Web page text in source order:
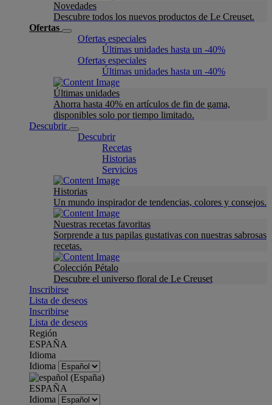
Novedades
Descubre todos los nuevos productos de Le Creuset.
Ofertas
Ofertas especiales
Últimas unidades hasta un -40%
Ofertas especiales
Últimas unidades hasta un -40%
Últimas unidades
Ahorra hasta 40% en artículos de fin de gama,
disponibles solo por tiempo limitado.
Descubrir
Descubrir
Recetas
Historias
Servicios
Historias
Un mundo inspirador de tendencias, colores y consejos.
Nuestras recetas favoritas
Sorprende a tus papilas gustativas con nuestras sabrosas
recetas.
Colección Pétalo
Descubre el universo floral de Le Creuset
Inscribirse
Lista de deseos
Inscribirse
Lista de deseos
Región
ESPAÑA
Idioma
Idioma
ESPAÑA
Idioma